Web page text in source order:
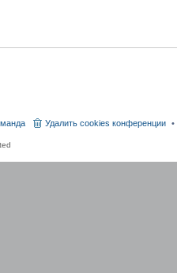
Удалить cookies конференции